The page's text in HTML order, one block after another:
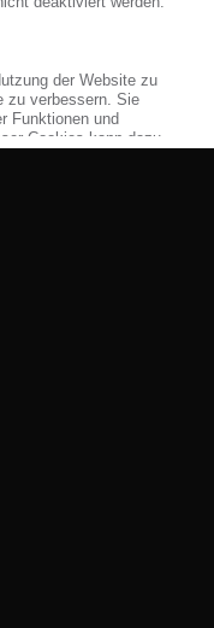
nützlichen Service-
Veranstaltungen.